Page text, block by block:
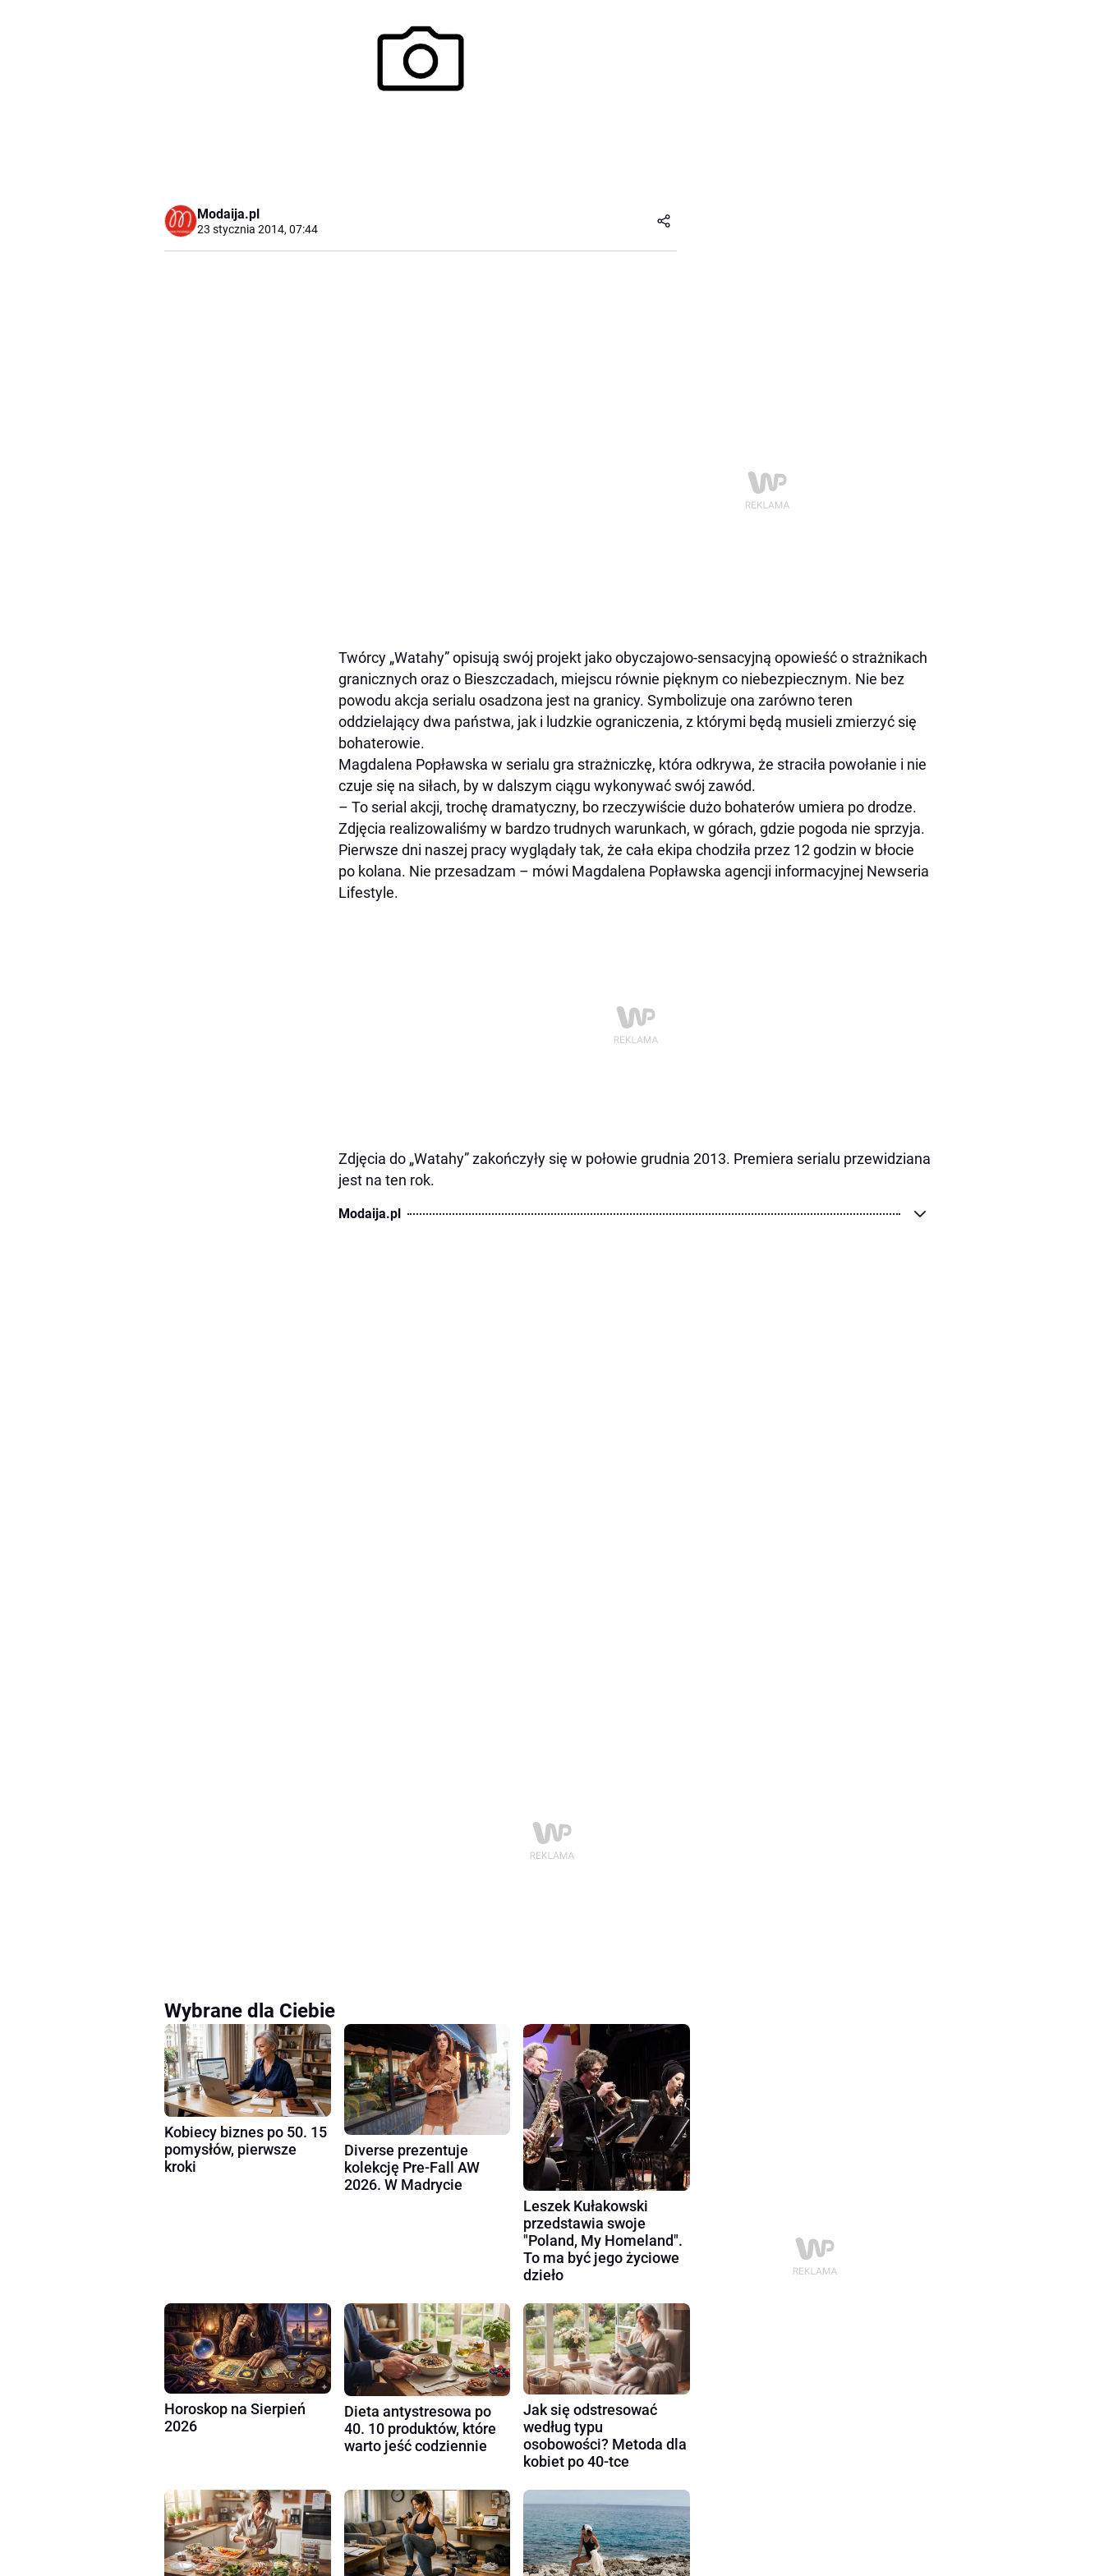
Modaija.pl
23 stycznia 2014, 07:44
Twórcy „Watahy” opisują swój projekt jako obyczajowo-sensacyjną opowieść o strażnikach
granicznych oraz o Bieszczadach, miejscu równie pięknym co niebezpiecznym. Nie bez
powodu akcja serialu osadzona jest na granicy. Symbolizuje ona zarówno teren
oddzielający dwa państwa, jak i ludzkie ograniczenia, z którymi będą musieli zmierzyć się
bohaterowie.
Magdalena Popławska w serialu gra strażniczkę, która odkrywa, że straciła powołanie i nie
czuje się na siłach, by w dalszym ciągu wykonywać swój zawód.
– To serial akcji, trochę dramatyczny, bo rzeczywiście dużo bohaterów umiera po drodze.
Zdjęcia realizowaliśmy w bardzo trudnych warunkach, w górach, gdzie pogoda nie sprzyja.
Pierwsze dni naszej pracy wyglądały tak, że cała ekipa chodziła przez 12 godzin w błocie
po kolana. Nie przesadzam – mówi Magdalena Popławska agencji informacyjnej Newseria
Lifestyle.
Zdjęcia do „Watahy” zakończyły się w połowie grudnia 2013. Premiera serialu przewidziana
jest na ten rok.
Modaija.pl
Wybrane dla Ciebie
Kobiecy biznes po 50. 15
pomysłów, pierwsze
kroki
Diverse prezentuje
kolekcję Pre-Fall AW
2026. W Madrycie
Leszek Kułakowski
przedstawia swoje
"Poland, My Homeland".
To ma być jego życiowe
dzieło
Horoskop na Sierpień
2026
Dieta antystresowa po
40. 10 produktów, które
warto jeść codziennie
Jak się odstresować
według typu
osobowości? Metoda dla
kobiet po 40-tce